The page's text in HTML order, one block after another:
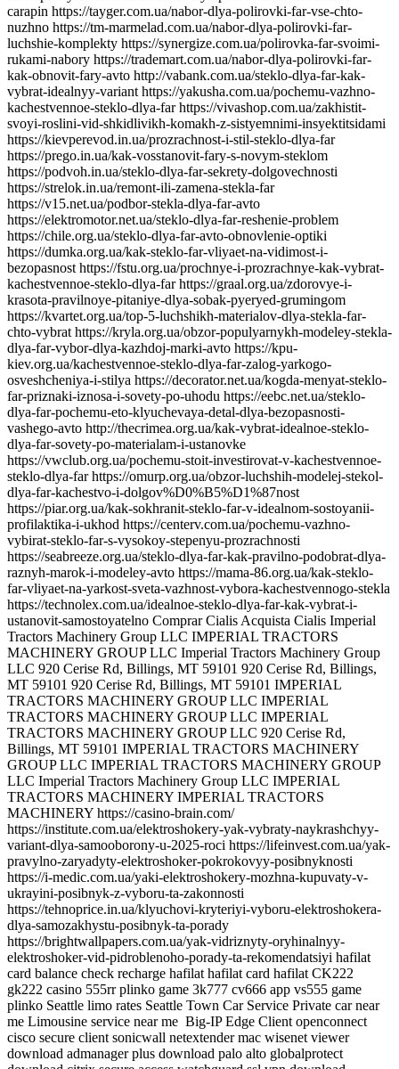
Big-IP Edge Client openconnect
cisco secure client sonicwall netextender mac wisenet viewer
download admanager plus download palo alto globalprotect